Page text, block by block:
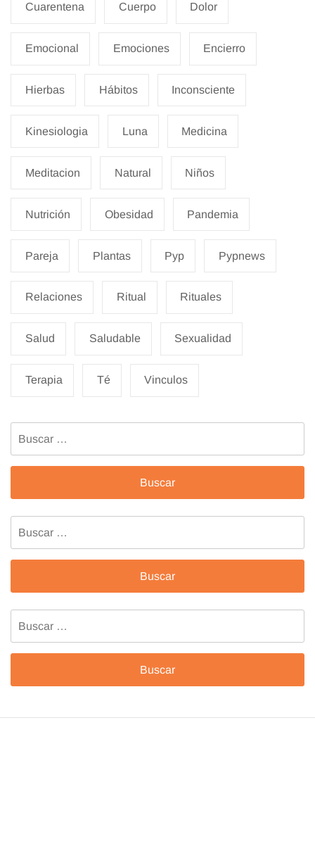
Cuarentena Cuerpo Dolor
Emocional Emociones Encierro
Hierbas Hábitos Inconsciente
Kinesiologia Luna Medicina
Meditacion Natural Niños
Nutrición Obesidad Pandemia
Pareja Plantas Pyp Pypnews
Relaciones Ritual Rituales
Salud Saludable Sexualidad
Terapia Té Vinculos